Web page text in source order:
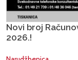
Novi broj
2026.!